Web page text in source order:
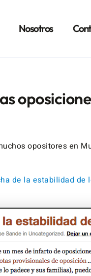
Nosotros
opositores en
de la estabilidad de